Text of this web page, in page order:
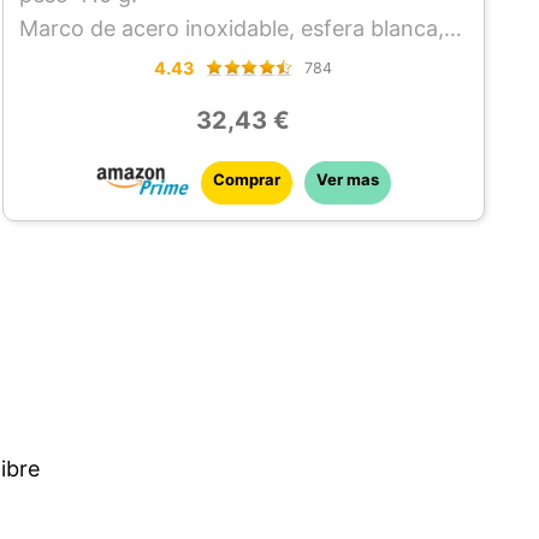
Marco de acero inoxidable, esfera blanca,
cubierta de vidrio sintético robusto ***
Incluye llave de ajuste, instrucciones de uso
y material de fijación.
4.43 784
32,43 €
Comprar Ver mas